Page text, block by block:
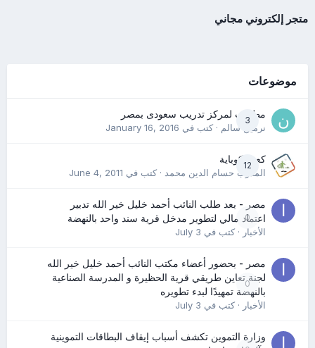
متجر إلكتروني مجاني
موضوعات
3
مطلوب لمركز تدريب سعودى بمصر
نرمين سالم· كتب في January 16, 2016
12
كعب كوباية
المدرب حسام الدين محمد· كتب في June 4, 2011
0
مصر - بعد طلب النائب أحمد خليل خير الله تدبير
اعتماد مالي لتطوير مدخل قرية سند واحد بالنهضة
الأخبار· كتب في July 3
0
مصر - بحضور أعضاء مكتب النائب أحمد خليل خير الله
لجنة تعاين طريقي قرية الحظيرة و المدرسة الصناعية
بالنهضة تمهيدًا لبدء تطويره
الأخبار· كتب في July 3
وزارة التموين تكشف أسباب إيقاف البطاقات التموينية